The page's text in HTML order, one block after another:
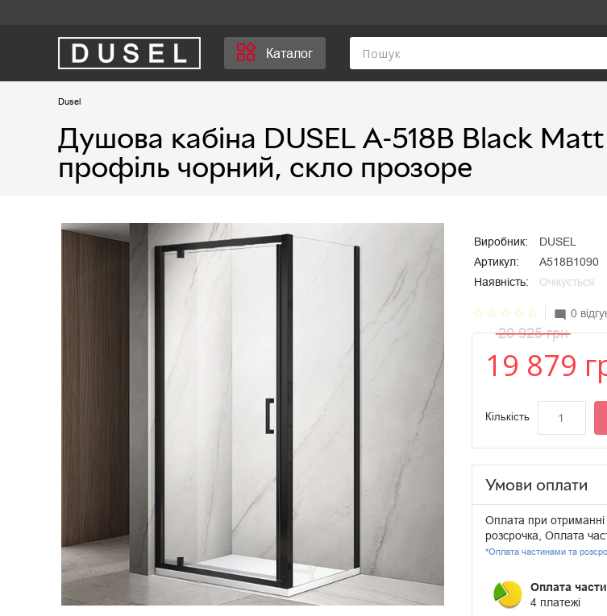
Каталог
Dusel
Душова кабіна DUSEL A-518B Black
профіль чорний, скло прозоре
Виробник:
DUSEL
Артикул:
A518B1090
Наявність:
Очікується
star_border star_border star_border star_border star_border mode_comment 0
20 925 грн
19 879
Кількість
Умови оплати
Оплата при
розсрочка, Оплата
*Оплата частинами та
Оплата
4 платежі